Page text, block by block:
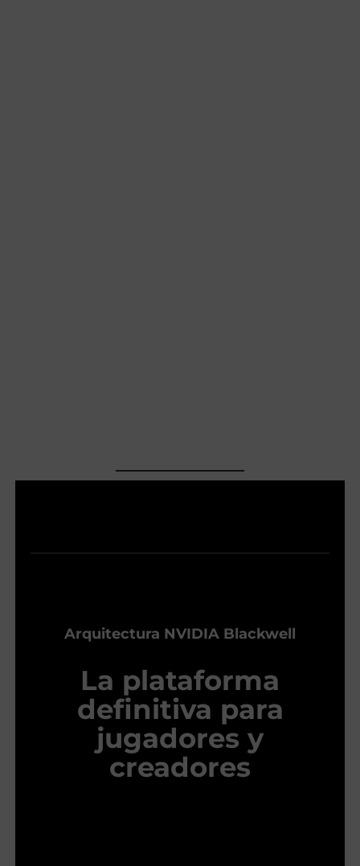
Arquitectura NVIDIA Blackwell
La plataforma
definitiva para
jugadores y
creadores